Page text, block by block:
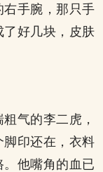
右手腕，那只手
了好几块，皮肤
气的李二虎，
印还在，衣料
他嘴角的血已